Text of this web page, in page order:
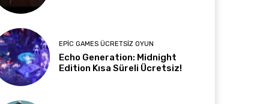
EPIC GAMES ÜCRETSIZ OYUN
Echo Generation: Midnight
Edition Kısa Süreli Ücretsiz!